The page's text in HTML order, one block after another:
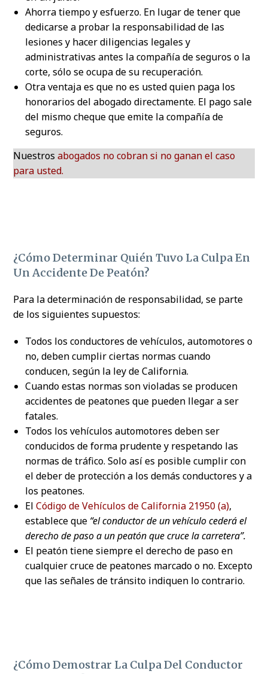
Ahorra tiempo y esfuerzo. En lugar de tener que
dedicarse a probar la responsabilidad de las
lesiones y hacer diligencias legales y
administrativas antes la compañía de seguros o la
corte, sólo se ocupa de su recuperación.
Otra ventaja es que no es usted quien paga los
honorarios del abogado directamente. El pago sale
del mismo cheque que emite la compañía de
seguros.
Nuestrosabogados no cobran si no ganan el caso
para usted.
¿Cómo Determinar Quién Tuvo La Culpa En
Un Accidente De Peatón?
Para la determinación de responsabilidad, se parte
de los siguientes supuestos:
Todos los conductores de vehículos, automotores o
no, deben cumplir ciertas normas cuando
conducen, según la ley de California.
Cuando estas normas son violadas se producen
accidentes de peatones que pueden llegar a ser
fatales.
Todos los vehículos automotores deben ser
conducidos de forma prudente y respetando las
normas de tráfico. Solo así es posible cumplir con
el deber de protección a los demás conductores y a
los peatones.
ElCódigo de Vehículos de California 21950 (a),
establece que “el conductor de un vehículo cederá el
derecho de paso a un peatón que cruce la carretera”.
El peatón tiene siempre el derecho de paso en
cualquier cruce de peatones marcado o no. Excepto
que las señales de tránsito indiquen lo contrario.
¿Cómo Demostrar La Culpa Del Conductor